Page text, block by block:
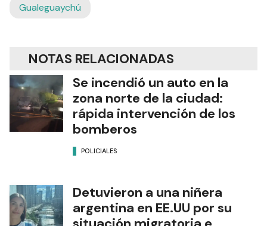
Gualeguaychú
NOTAS RELACIONADAS
Se incendió un auto en la
zona norte de la ciudad:
rápida intervención de los
bomberos
POLICIALES
Detuvieron a una niñera
argentina en EE.UU por su